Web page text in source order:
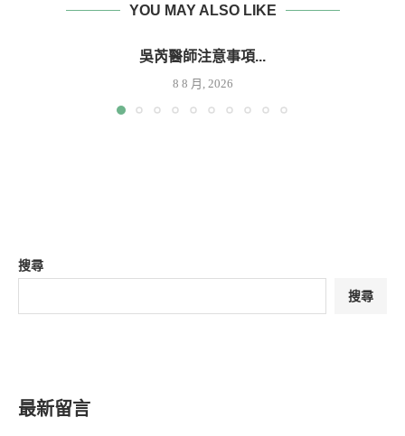
YOU MAY ALSO LIKE
吳芮醫師注意事項...
8 8 月, 2026
搜尋
搜尋
最新留言